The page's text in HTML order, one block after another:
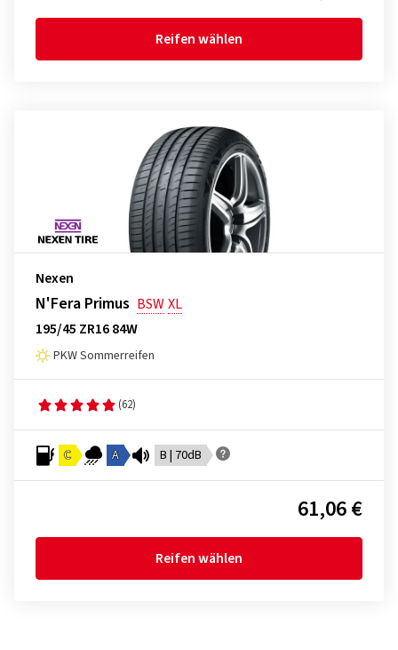
Reifen wählen
Nexen
N'Fera Primus BSWXL
195/45 ZR16 84W
PKW Sommerreifen
(62)
C A B | 70dB
61,06 €
Reifen wählen